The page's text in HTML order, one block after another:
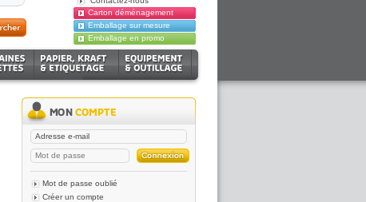
Mot de passe oublié
Créer un compte
Carton déménagement
Emballage sur mesure
Emballage en promo